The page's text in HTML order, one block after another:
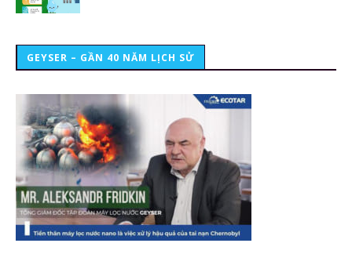
GEYSER – GẦN 40 NĂM LỊCH SỬ